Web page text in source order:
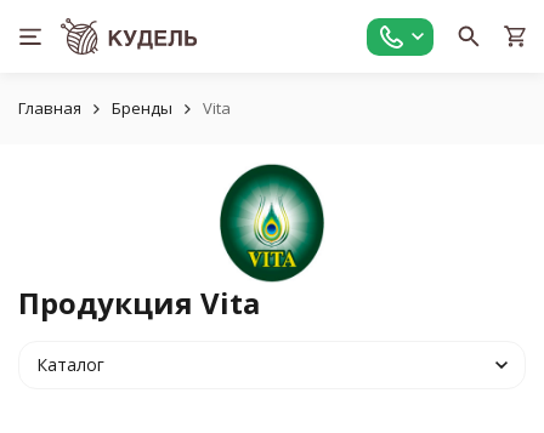
Главная Бренды Vita
Продукция Vita
Каталог